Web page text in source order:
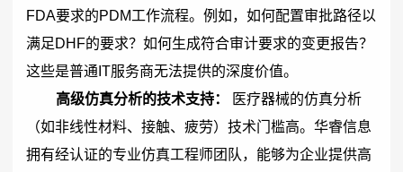
FDA要求的PDM工作流程。例如，如何配置审批路径以
满足DHF的要求？如何生成符合审计要求的变更报告？
这些是普通IT服务商无法提供的深度价值。
高级仿真分析的技术支持：
医疗器械的仿真分析
（如非线性材料、接触、疲劳）技术门槛高。华睿信息
拥有经认证的专业仿真工程师团队，能够为企业提供高